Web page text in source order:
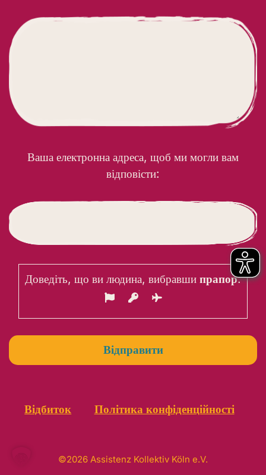
Ваша електронна адреса, щоб ми могли вам
відповісти:
Доведіть, що ви людина, вибравши прапор.
Відбиток Політика конфіденційності
©2026 Assistenz Kollektiv Köln e.V.